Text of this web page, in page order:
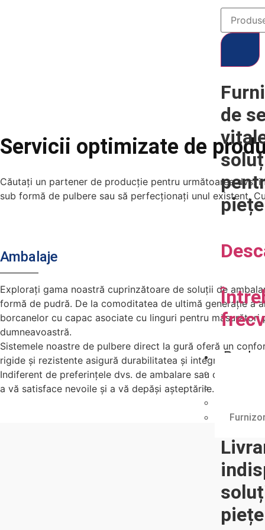
de
piețe
Produse
piețe
Servicii
LANDU este un lider recunoscut la nivel
Servicii optimizate de
Căutați un partener de producție pentru următoarea dvs.
sub formă de pulbere sau să perfecționați unul existent.
Ambalaje
Explorați gama noastră cuprinzătoare de soluții de
formă de pudră. De la comoditatea de ultimă generație a
borcanelor cu capac asociate cu linguri pentru
dumneavoastră.
Sistemele noastre de pulbere direct la gură oferă un
rigide și rezistente asigură durabilitatea și integritatea
Indiferent de preferințele dvs. de ambalare sau de
a vă satisface nevoile și a vă depăși așteptările.